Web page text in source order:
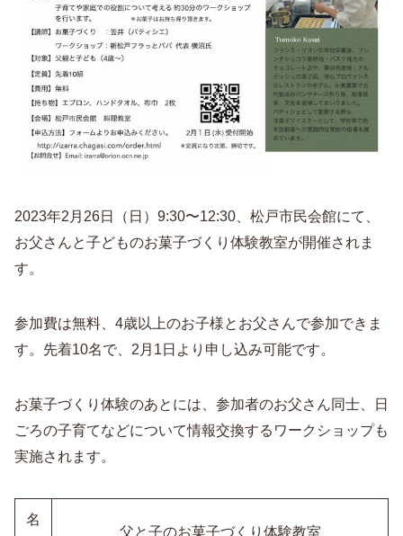
2023年2月26日（日）9:30〜12:30、松戸市民会館にて、
お父さんと子どものお菓子づくり体験教室が開催されま
す。
参加費は無料、4歳以上のお子様とお父さんで参加できま
す。先着10名で、2月1日より申し込み可能です。
お菓子づくり体験のあとには、参加者のお父さん同士、日
ごろの子育てなどについて情報交換するワークショップも
実施されます。
名
父と子のお菓子づくり体験教室